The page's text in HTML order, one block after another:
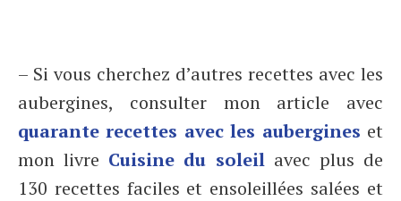
– Si vous cherchez d’autres recettes avec les
aubergines, consulter mon article avec
quarante recettes avec les aubergines et
mon livre Cuisine du soleilavec plus de
130 recettes faciles et ensoleillées salées et